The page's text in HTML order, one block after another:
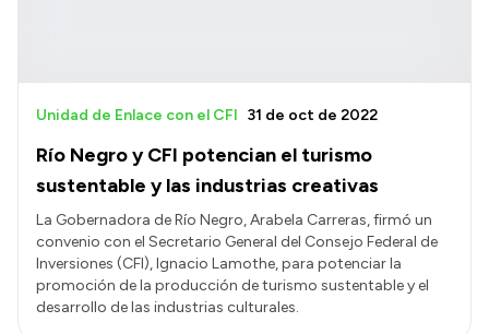
Río Negro y CFI potencian el turismo
sustentable y las industrias creativas
Unidad de Enlace con el CFI 31 de oct de 2022
La Gobernadora de Río Negro, Arabela Carreras, firmó un
convenio con el Secretario General del Consejo Federal de
Inversiones (CFI), Ignacio Lamothe, para potenciar la
promoción de la producción de turismo sustentable y el
desarrollo de las industrias culturales.